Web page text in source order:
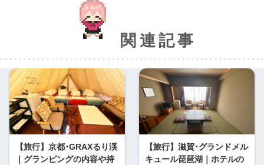
関連記事
【旅行】京都･GRAXるり渓
｜グランピングの内容や持
【旅行】滋賀･グランドメル
キュール琵琶湖｜ホテルの